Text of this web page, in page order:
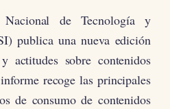
de Tecnología y
publica una nueva edición
actitudes sobre contenidos
recoge las principales
de consumo de contenidos